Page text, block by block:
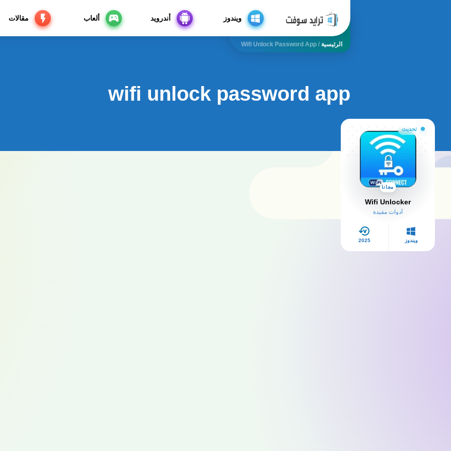
ويندوز أندرويد ألعاب مقالات
الرئيسية /
Wifi Unlock Password App
wifi unlock password app
تحديث
مجانا
Wifi Unlocker
أدوات مفيدة
ويندوز 2025